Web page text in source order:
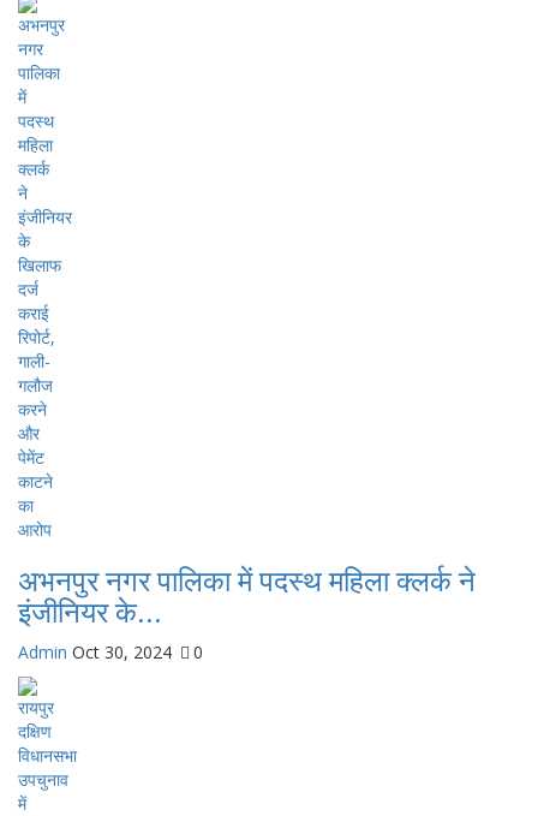
अभनपुर नगर पालिका में पदस्थ महिला क्लर्क ने
इंजीनियर के...
Admin Oct 30, 2024 0